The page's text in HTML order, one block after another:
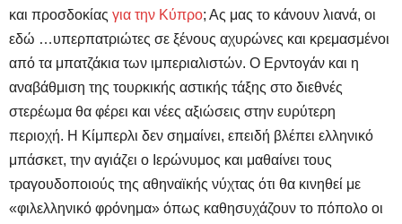
και προσδοκίας για την Κύπρο; Ας μας το κάνουν λιανά, οι
εδώ …υπερπατριώτες σε ξένους αχυρώνες και κρεμασμένοι
από τα μπατζάκια των ιμπεριαλιστών. Ο Ερντογάν και η
αναβάθμιση της τουρκικής αστικής τάξης στο διεθνές
στερέωμα θα φέρει και νέες αξιώσεις στην ευρύτερη
περιοχή. Η Κίμπερλι δεν σημαίνει, επειδή βλέπει ελληνικό
μπάσκετ, την αγιάζει ο Ιερώνυμος και μαθαίνει τους
τραγουδοποιούς της αθηναϊκής νύχτας ότι θα κινηθεί με
«φιλελληνικό φρόνημα» όπως καθησυχάζουν το πόπολο οι